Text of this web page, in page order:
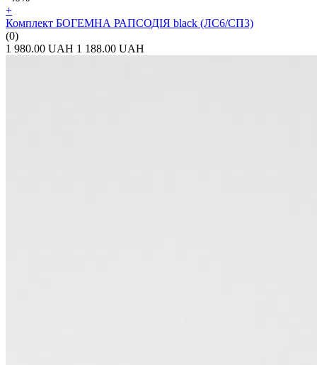
+
Комплект БОГЕМНА РАПСОДІЯ black (ЛС6/СП3)
(0)
1 980.00 UAH 1 188.00 UAH